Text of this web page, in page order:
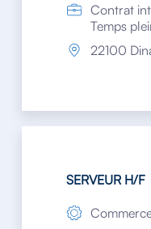
Contrat
Temps
22100
SERVEUR H/F